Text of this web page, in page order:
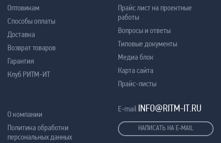
Оптовикам
Способы оплаты
Доставка
Возврат товаров
Гарантия
Клуб РИТМ-ИТ
Прайс лист на проектные
работы
Вопросы и ответы
Типовые документы
Медиа блок
Карта сайта
Прайс-листы
О компании
Политика обработки
персональных данных
E-mail INFO@RITM-IT.RU
НАПИСАТЬ НА E-MAIL